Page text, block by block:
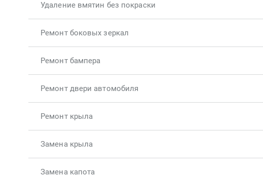
Удаление вмятин без покраски
Ремонт боковых зеркал
Ремонт бампера
Ремонт двери автомобиля
Ремонт крыла
Замена крыла
Замена капота